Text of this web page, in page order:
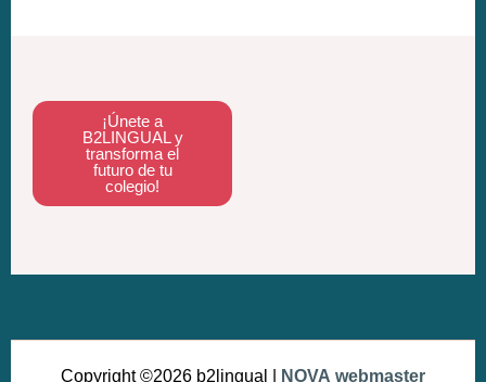
¡Únete a
B2LINGUAL y
transforma el
futuro de tu
colegio!
Copyright ©2026 b2lingual | NOVA webmaster